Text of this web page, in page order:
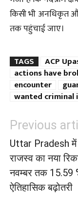
किसी भी अनधिकृत
तक पहुंचाई जाए।
TAGS
ACP
actions have
encounter
wanted criminal
Previous
Uttar Pradesh
राजस्व का नया
नवम्बर तक 15.59
ऐतिहासिक बढ़ोतरी